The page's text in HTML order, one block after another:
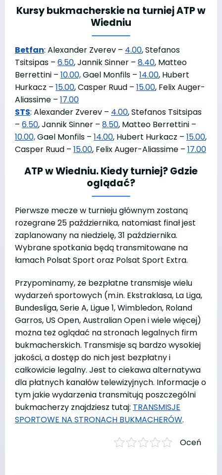
Kursy bukmacherskie na turniej ATP w
Wiedniu
Betfan: Alexander Zverev – 4.00, Stefanos
Tsitsipas – 6.50, Jannik Sinner – 8.40, Matteo
Berrettini – 10.00,Gael Monfils – 14.00, Hubert
Hurkacz – 15.00, Casper Ruud – 15.00, Felix Auger-
Aliassime – 17.00
STS: Alexander Zverev – 4.00, Stefanos Tsitsipas
– 6.50, Jannik Sinner – 8.50, Matteo Berrettini –
10.00,Gael Monfils – 14.00, Hubert Hurkacz – 15.00,
Casper Ruud – 15.00, Felix Auger-Aliassime – 17.00
ATP w Wiedniu. Kiedy turniej? Gdzie
oglądać?
Pierwsze mecze w turnieju głównym zostaną
rozegrane 25 października, natomiast finał jest
zaplanowany na niedzielę, 31 października.
Wybrane spotkania będą transmitowane na
łamach Polsat Sport oraz Polsat Sport Extra.
Przypominamy, że bezpłatne transmisje wielu
wydarzeń sportowych (m.in. Ekstraklasa, La Liga,
Bundesliga, Serie A, Ligue 1, Wimbledon, Roland
Garros, US Open, Australian Open i wiele więcej)
można też oglądać na stronach legalnych firm
bukmacherskich. Transmisje są bardzo wysokiej
jakości, a dostęp do nich jest bezpłatny i
całkowicie legalny. Jest to ciekawa alternatywa
dla płatnych kanałów telewizyjnych. Informacje o
tym jakie wydarzenia transmitują poszczególni
bukmacherzy znajdziesz tutaj: TRANSMISJE
SPORTOWE NA STRONACH BUKMACHERÓW.
Oceń